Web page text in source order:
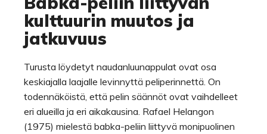
kulttuurin muutos ja
jatkuvuus
Turusta löydetyt naudanluunappulat ovat osa
keskiajalla laajalle levinnyttä peliperinnettä. On
todennäköistä, että pelin säännöt ovat vaihdelleet
eri alueilla ja eri aikakausina. Rafael Helangon
(1975) mielestä babka-peliin liittyvä monipuolinen